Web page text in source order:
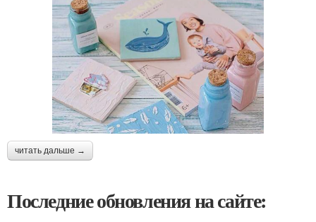
читать дальше →
Последние обновления на сайте: